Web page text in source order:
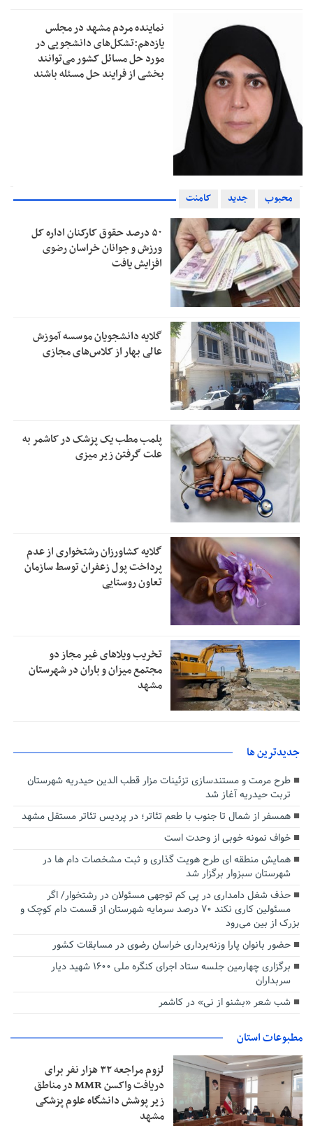
نماینده مردم مشهد در مجلس
یازدهم:تشکل‌های دانشجویی در
مورد حل مسائل کشور می‌توانند
بخشی از فرایند حل مسئله باشند
محبوب جدید کامنت
۵۰ درصد حقوق کارکنان اداره کل
ورزش و جوانان خراسان رضوی
افزایش یافت
گلایه دانشجویان موسسه آموزش
عالی بهار از کلاس‌های مجازی
پلمب مطب یک پزشک در کاشمر به
علت گرفتن زیر میزی
گلایه کشاورزان رشتخواری از عدم
پرداخت پول زعفران توسط سازمان
تعاون روستایی
تخریب ویلاهای غیر مجاز دو
مجتمع میزان و باران در شهرستان
مشهد
جديدترين ها
طرح مرمت و مستندسازی تزئینات مزار قطب الدین حیدریه شهرستان
تربت حیدریه آغاز شد
همسفر از شمال تا جنوب با طعم تئاتر؛ در پردیس تئاتر مستقل مشهد
خواف نمونه خوبی از وحدت است
همایش منطقه ای طرح هویت گذاری و ثبت مشخصات دام ها در
شهرستان سبزوار برگزار شد
حذف شغل دامداری در پی کم توجهی مسئولان در رشتخوار/ اگر
مسئولین کاری نکند ۷۰ درصد سرمایه شهرستان از قسمت دام کوچک و
بزرک از بین می‌رود
حضور بانوان پارا وزنه‌برداری خراسان رضوی در مسابقات کشور
برگزاری چهارمین جلسه ستاد اجرای کنگره ملی ۱۶۰۰ شهید دیار
سربداران
شب شعر «بشنو از نی» در کاشمر
مطبوعات استان
لزوم مراجعه ۳۲ هزار نفر برای
دریافت واکسن MMR در مناطق
زیر پوشش دانشگاه علوم پزشکی
مشهد